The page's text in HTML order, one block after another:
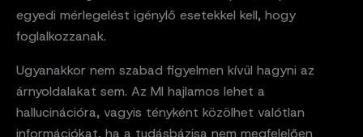
egyedi mérlegelést igénylő esetekkel kell, hogy
foglalkozzanak.
Ugyanakkor nem szabad figyelmen kívül hagyni az
árnyoldalakat sem. Az MI hajlamos lehet a
hallucinációra, vagyis tényként közölhet valótlan
információkat, ha a tudásbázisa nem megfelelően